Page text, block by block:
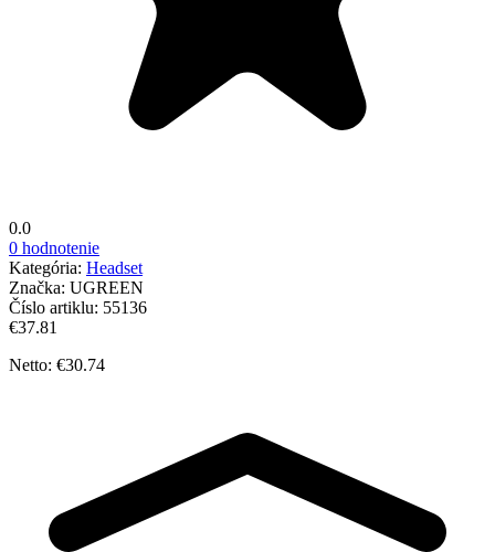
0.0
0 hodnotenie
Kategória: Headset
Značka: UGREEN
Číslo artiklu: 55136
€37.81
Netto: €30.74